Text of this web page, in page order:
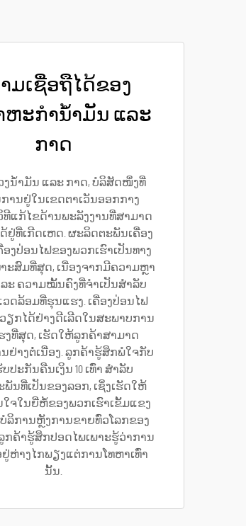
ມເຊື່ອຖືໄດ້ຂອງ
ຫະກຳນ້ຳມັນ ແລະ
ກາດ
ງນ້ຳມັນ ແລະ ກາດ, ບໍລິສັດໜຶ່ງທີ່
ານຢູ່ໃນເຂດຕາເວັນອອກກາງ
ທີແກ້ໄຂດ້ານພະລັງງານທີ່ສາມາດ
ຢູ່ທີ່ເກີດເຫດ. ຜະລິດຕະພັນເຄື່ອງ
ງປ່ອນໄຟຂອງພວກເຮົາເປັນທາງ
ະສົມທີ່ສຸດ, ເນື່ອງຈາກມີຄວາມຫຼາ
ະ ຄວາມໝັ້ນຄົງທີ່ຈຳເປັນສຳລັບ
ດລ້ອມທີ່ຮຸນແຮງ. ເຄື່ອງປ່ອນໄຟ
ຽກໄດ້ຢ່າງດີເລີດໃນສະພາບການ
ງທີ່ສຸດ, ເຮັດໃຫ້ລູກຄ້າສາມາດ
ຢ່າງຕໍ່ເນື່ອງ. ລູກຄ້າຮູ້ສຶກພໍໃຈກັບ
ປະກັນຄືນເງິນ 10 ເທົ່າ ສຳລັບ
ນທີ່ເປັນຂອງລອກ, ເຊິ່ງເຮັດໃຫ້
ຈໃນຍີ່ຫໍ້ຂອງພວກເຮົາເຂັ້ມແຂງ
ລິການຫຼັງການຂາຍທົ່ວໂລກຂອງ
ກຄ້າຮູ້ສຶກປອດໄພເພາະຮູ້ວ່າການ
ຫ່າງໄກພຽງແຕ່ການໂທຫາເທົ່າ
ນັ້ນ.